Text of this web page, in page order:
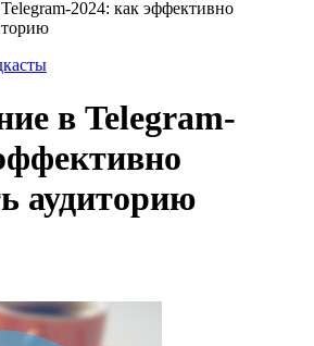
2024: как эффективно
в Telegram-
аудиторию